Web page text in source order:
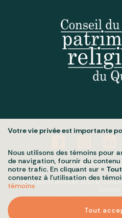
Politique de confidentialité
Tous droits réservés 2026 ©
Conception et
Votre vie privée est importante
Nous utilisons des témoins pour
de navigation, fournir du
notre trafic. En cliquant sur «
consentez à l’utilisation des
témoins
Tout